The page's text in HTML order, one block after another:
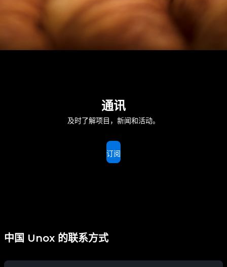
通讯
及时了解项目，新闻和活动。
订阅
中国 Unox 的联系方式